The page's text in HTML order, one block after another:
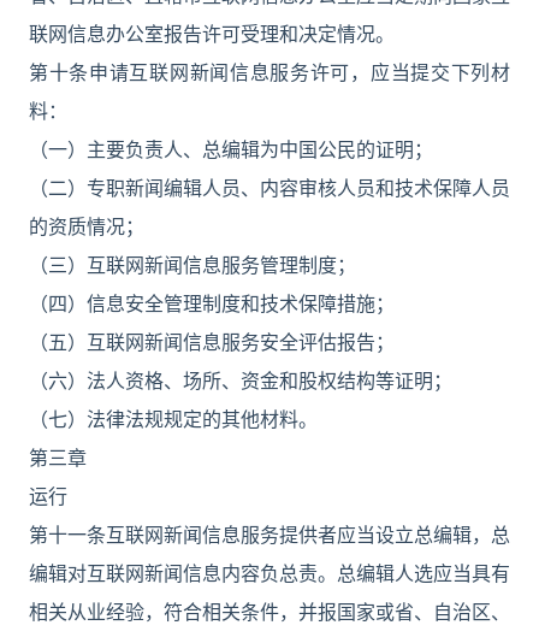
联网信息办公室报告许可受理和决定情况。
第十条申请互联网新闻信息服务许可，应当提交下列材
料：
（一）主要负责人、总编辑为中国公民的证明；
（二）专职新闻编辑人员、内容审核人员和技术保障人员
的资质情况；
（三）互联网新闻信息服务管理制度；
（四）信息安全管理制度和技术保障措施；
（五）互联网新闻信息服务安全评估报告；
（六）法人资格、场所、资金和股权结构等证明；
（七）法律法规规定的其他材料。
第三章
运行
第十一条互联网新闻信息服务提供者应当设立总编辑，总
编辑对互联网新闻信息内容负总责。总编辑人选应当具有
相关从业经验，符合相关条件，并报国家或省、自治区、